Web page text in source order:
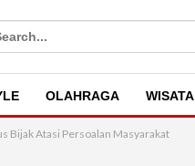
OLAHRAGA WISATA
Bijak Atasi Persoalan Masyarakat